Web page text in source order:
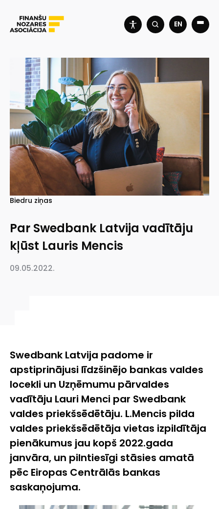
EN
Biedru ziņas
Par Swedbank Latvija vadītāju
kļūst Lauris Mencis
09.05.2022.
Swedbank Latvija padome ir
apstiprinājusi līdzšinējo bankas valdes
locekli un Uzņēmumu pārvaldes
vadītāju Lauri Menci par Swedbank
valdes priekšsēdētāju. L.Mencis pilda
valdes priekšsēdētāja vietas izpildītāja
pienākumus jau kopš 2022.gada
janvāra, un pilntiesīgi stāsies amatā
pēc Eiropas Centrālās bankas
saskaņojuma.